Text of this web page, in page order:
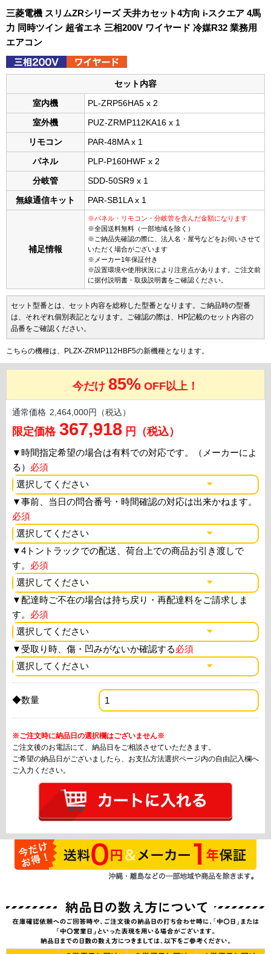
三菱電機 スリムZRシリーズ 天井カセット4方向 i-スクエア 4馬
力 同時ツイン 超省エネ 三相200V ワイヤード 冷媒R32 業務用
エアコン
セット内容
室内機 PL-ZRP56HA5 x 2
室外機 PUZ-ZRMP112KA16 x 1
リモコン PAR-48MA x 1
パネル PLP-P160HWF x 2
分岐管 SDD-50SR9 x 1
無線通信キット PAR-SB1LA x 1
補足情報
※パネル・リモコン・分岐管を含んだ金額になります
※全国送料無料（一部地域を除く）
※ご納品先確認の際に、法人名・屋号などをお伺いさせて
いただく場合がございます
※メーカー1年保証付き
※設置環境や使用状況により注意点があります。ご注文前
に据付説明書・取扱説明書をご確認ください。
セット型番とは、セット内容を総称した型番となります。ご納品時の型番
は、それぞれ個別表記となります。ご確認の際は、HP記載のセット内容の
品番をご確認ください。
こちらの機種は、PLZX-ZRMP112HBF5の新機種となります。
今だけ 85% OFF以上！
通常価格 2,464,000円（税込）
限定価格 367,918 円（税込）
▼時間指定希望の場合は有料での対応です。（メーカーによ
る） 必須
▼事前、当日の問合番号・時間確認の対応は出来かねます。
必須
▼4トントラックでの配送、荷台上での商品お引き渡しで
す。 必須
▼配達時ご不在の場合は持ち戻り・再配達料をご請求しま
す。 必須
▼ 受取り時、傷・凹みがないか確認する必須
◆数量
※ご注文時に納品日の選択欄はございません※
ご注文後のお電話にて、納品日をご相談させていただきます。
ご希望の納品日がございましたら、お支払方法選択ページ内の自由記入欄へ
ご入力ください。